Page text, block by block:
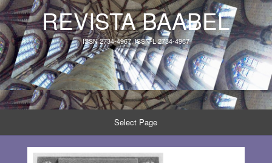
REVISTA BAABEL
ISSN 2734-4967, ISSN-L 2734-4967
Select Page